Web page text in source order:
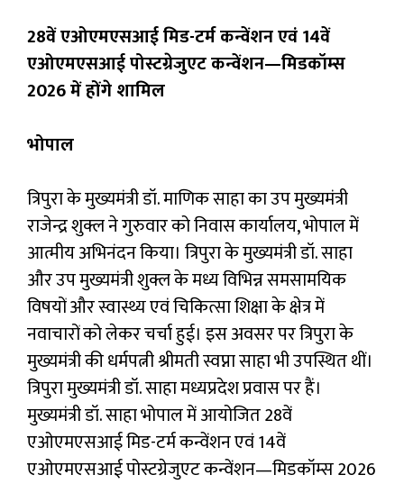
28वें एओएमएसआई मिड-टर्म कन्वेंशन एवं 14वें
एओएमएसआई पोस्टग्रेजुएट कन्वेंशन—मिडकॉम्स
2026 में होंगे शामिल
भोपाल
त्रिपुरा के मुख्यमंत्री डॉ. माणिक साहा का उप मुख्यमंत्री
राजेन्द्र शुक्ल ने गुरुवार को निवास कार्यालय, भोपाल में
आत्मीय अभिनंदन किया। त्रिपुरा के मुख्यमंत्री डॉ. साहा
और उप मुख्यमंत्री शुक्ल के मध्य विभिन्न समसामयिक
विषयों और स्वास्थ्य एवं चिकित्सा शिक्षा के क्षेत्र में
नवाचारों को लेकर चर्चा हुई। इस अवसर पर त्रिपुरा के
मुख्यमंत्री की धर्मपत्नी श्रीमती स्वप्ना साहा भी उपस्थित थीं।
त्रिपुरा मुख्यमंत्री डॉ. साहा मध्यप्रदेश प्रवास पर हैं।
मुख्यमंत्री डॉ. साहा भोपाल में आयोजित 28वें
एओएमएसआई मिड-टर्म कन्वेंशन एवं 14वें
एओएमएसआई पोस्टग्रेजुएट कन्वेंशन—मिडकॉम्स 2026